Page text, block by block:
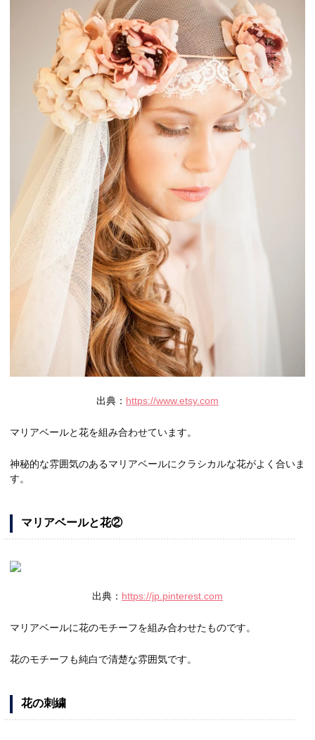
出典： https://www.etsy.com
マリアベールと花を組み合わせています。
神秘的な雰囲気のあるマリアベールにクラシカルな花がよく合いま
す。
マリアベールと花②
出典： https://jp.pinterest.com
マリアベールに花のモチーフを組み合わせたものです。
花のモチーフも純白で清楚な雰囲気です。
花の刺繍